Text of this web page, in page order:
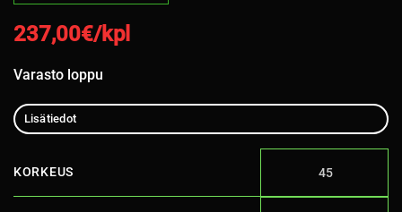
237,00€/kpl
Varasto loppu
Lisätiedot
KORKEUS 45